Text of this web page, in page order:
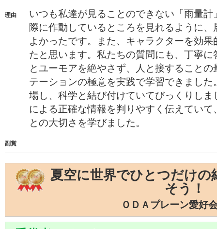
理由
いつも私達が見ることのできない「雨量
際に作動しているところを見れるように
よかったです。また、キャラクターを効
たと思います。私たちの質問にも、丁寧
とユーモアを絶やさず、人と接すること
テーションの極意を実践で学習できまし
場し、科学と結び付けていてびっくりし
による正確な情報を判りやすく伝えてい
との大切さを学びました。
副賞
夏空に世界でひとつだけの
そう！
ＯＤＡプレーン愛好